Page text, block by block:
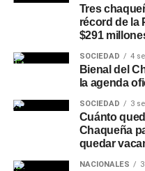
Otras líneas
NBCH24
Además del Préstamo
$15.000.000, plazos de
Préstamo Anticipo en 3
necesidades puntuales
privado, el Préstamo
Tres
récord de la
$291
SOCIEDAD 4
Bienal del
la agenda
SOCIEDAD 3
Cuánto
Chaqueña
quedar
NACIONALES